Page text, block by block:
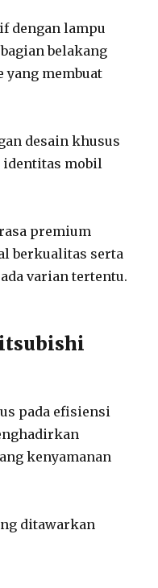
dengan lampu
belakang
yang membuat
desain khusus
identitas mobil
premium
berkualitas serta
varian tertentu.
pada efisiensi
kenyamanan
ditawarkan